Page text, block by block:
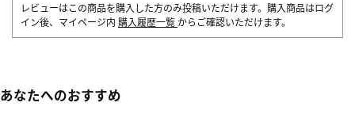
レビューはこの商品を購入した方のみ投稿いただけます。購入商品はログ
イン後、マイページ内 購入履歴一覧 からご確認いただけます。
あなたへのおすすめ